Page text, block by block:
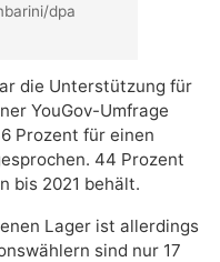
dpa
die Unterstützung für
YouGov-Umfrage
Prozent für einen
44 Prozent
bis 2021 behält.
Lager ist allerdings
sind nur 17